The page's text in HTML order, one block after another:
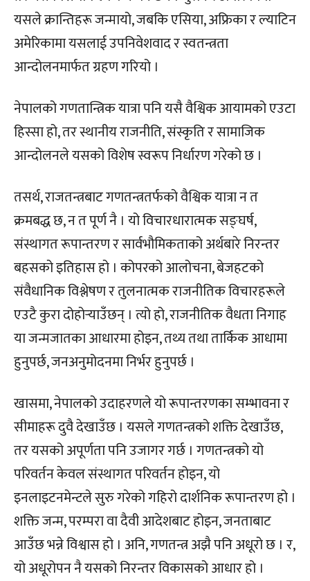
यसले क्रान्तिहरू जन्मायो, जबकि एसिया, अफ्रिका र ल्याटिन
अमेरिकामा यसलाई उपनिवेशवाद र स्वतन्त्रता
आन्दोलनमार्फत ग्रहण गरियो ।
नेपालको गणतान्त्रिक यात्रा पनि यसै वैश्विक आयामको एउटा
हिस्सा हो, तर स्थानीय राजनीति, संस्कृति र सामाजिक
आन्दोलनले यसको विशेष स्वरूप निर्धारण गरेको छ ।
तसर्थ, राजतन्त्रबाट गणतन्त्रतर्फको वैश्विक यात्रा न त
क्रमबद्ध छ, न त पूर्ण नै । यो विचारधारात्मक सङ्घर्ष,
संस्थागत रूपान्तरण र सार्वभौमिकताको अर्थबारे निरन्तर
बहसको इतिहास हो । कोपरको आलोचना, बेजहटको
संवैधानिक विश्लेषण र तुलनात्मक राजनीतिक विचारहरूले
एउटै कुरा दोहोर्‍याउँछन् । त्यो हो, राजनीतिक वैधता निगाह
या जन्मजातका आधारमा होइन, तथ्य तथा तार्किक आधामा
हुनुपर्छ, जनअनुमोदनमा निर्भर हुनुपर्छ ।
खासमा, नेपालको उदाहरणले यो रूपान्तरणका सम्भावना र
सीमाहरू दुवै देखाउँछ । यसले गणतन्त्रको शक्ति देखाउँछ,
तर यसको अपूर्णता पनि उजागर गर्छ । गणतन्त्रको यो
परिवर्तन केवल संस्थागत परिवर्तन होइन, यो
इनलाइटनमेन्टले सुरु गरेको गहिरो दार्शनिक रूपान्तरण हो ।
शक्ति जन्म, परम्परा वा दैवी आदेशबाट होइन, जनताबाट
आउँछ भन्ने विश्वास हो । अनि, गणतन्त्र अझै पनि अधूरो छ । र,
यो अधूरोपन नै यसको निरन्तर विकासको आधार हो ।